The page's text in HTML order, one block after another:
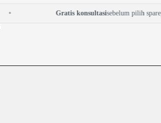
Gratis konsultasisebelum pilih sparepart